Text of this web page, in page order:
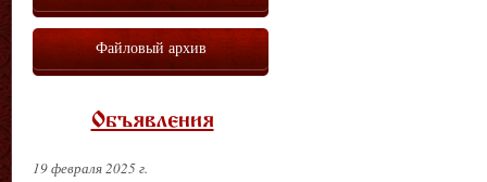
Файловый архив
Объявления
19 февраля 2025 г.